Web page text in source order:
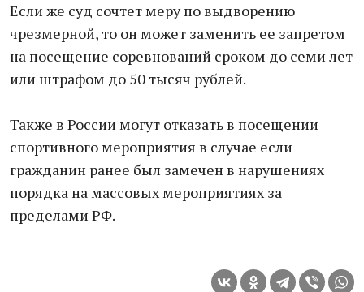
Если же суд сочтет меру по выдворению
чрезмерной, то он может заменить ее запретом
на посещение соревнований сроком до семи лет
или штрафом до 50 тысяч рублей.
Также в России могут отказать в посещении
спортивного мероприятия в случае если
гражданин ранее был замечен в нарушениях
порядка на массовых мероприятиях за
пределами РФ.